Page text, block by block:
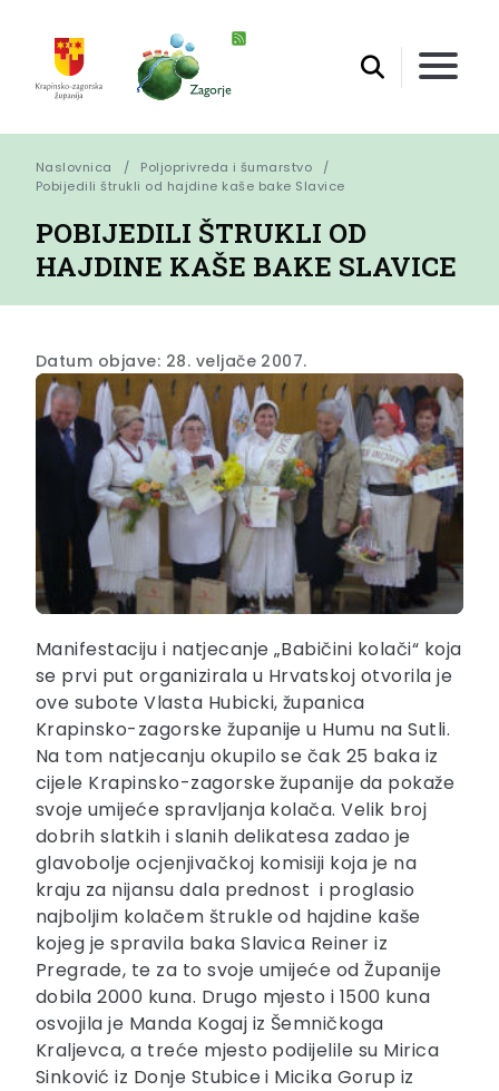
Naslovnica
Poljoprivreda i šumarstvo
Pobijedili štrukli od hajdine kaše bake Slavice
POBIJEDILI ŠTRUKLI OD
HAJDINE KAŠE BAKE SLAVICE
Datum objave: 28. veljače 2007.
Manifestaciju i natjecanje „Babičini kolači“ koja
se prvi put organizirala u Hrvatskoj otvorila je
ove subote Vlasta Hubicki, županica
Krapinsko-zagorske županije u Humu na Sutli.
Na tom natjecanju okupilo se čak 25 baka iz
cijele Krapinsko-zagorske županije da pokaže
svoje umijeće spravljanja kolača. Velik broj
dobrih slatkih i slanih delikatesa zadao je
glavobolje ocjenjivačkoj komisiji koja je na
kraju za nijansu dala prednost i proglasio
najboljim kolačem štrukle od hajdine kaše
kojeg je spravila baka Slavica Reiner iz
Pregrade, te za to svoje umijeće od Županije
dobila 2000 kuna. Drugo mjesto i 1500 kuna
osvojila je Manda Kogaj iz Šemničkoga
Kraljevca, a treće mjesto podijelile su Mirica
Sinković iz Donje Stubice i Micika Gorup iz